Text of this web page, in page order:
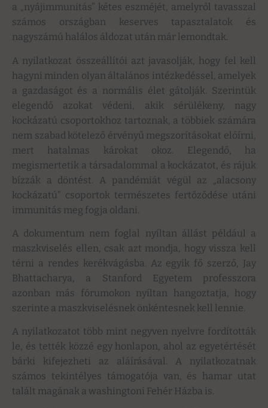
a „nyájimmunitás” kétes eszméjét, amelyről tavasszal
számos országban keserves tapasztalatok és
nagyszámú halálos áldozat után már lemondtak.
A nyilatkozat összeállítói azt javasolják, hogy fel kell
hagyni minden olyan általános intézkedéssel, amelyek
a gazdaságot és a normális élet gátolják. Szerintük
elegendő azokat védeni, akik sérülékeny, nagy
kockázatú csoportokhoz tartoznak, a többiek számára
nem szabad kötelező érvényű megszorításokat előírni,
mert hatalmas károkat okoz. Elegendő, ha
megismertetik a társadalommal a kockázatot, és rájuk
bízzák a döntést. A pandémiát végül az „alacsony
kockázatú” csoportok természetes fertőződése utáni
immunitás meg fogja oldani.
A dokumentum nem foglal nyíltan állást például a
maszkviselés ellen, csak azt mondja, hogy vissza kell
térni a rendes kerékvágásba. Az egyik fő szerző, Jay
Bhattacharya, a Stanford Egyetem professzora
azonban más fórumokon nyíltan hangoztatja, hogy
szerinte a maszkviselésnek önkéntesnek kell lennie.
A nyilatkozatot több mint negyven nyelvre fordították
le, és tették közzé egy honlapon, ahol az egyetértését
bárki kifejezheti az aláírásával. A nyilatkozatnak
számos tekintélyes támogatója van, és hamar utat
talált magának a washingtoni Fehér Házba is.